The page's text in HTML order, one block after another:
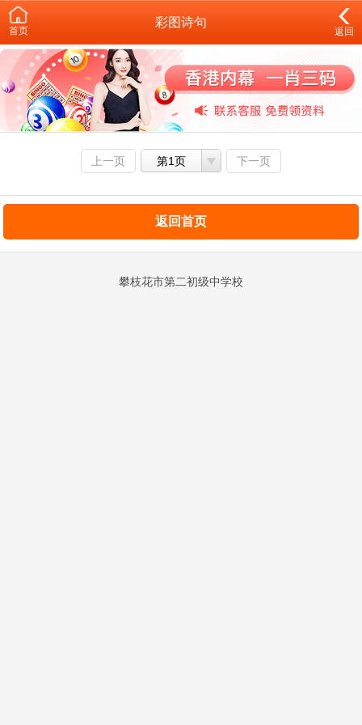
首页
彩图诗句
返回
上一页 第1页 下一页
返回首页
攀枝花市第二初级中学校